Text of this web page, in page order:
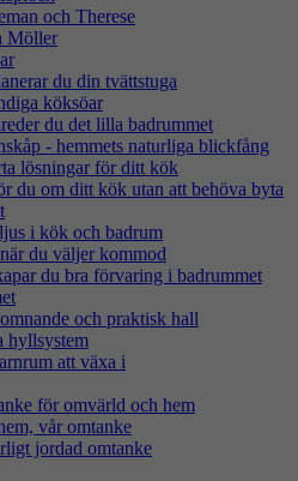
och Therese
Möller
du din tvättstuga
köksöar
du det lilla badrummet
- hemmets naturliga blickfång
lösningar för ditt kök
du om ditt kök utan att behöva byta
i kök och badrum
du väljer kommod
du bra förvaring i badrummet
och praktisk hall
hyllsystem
att växa i
för omvärld och hem
vår omtanke
jordad omtanke